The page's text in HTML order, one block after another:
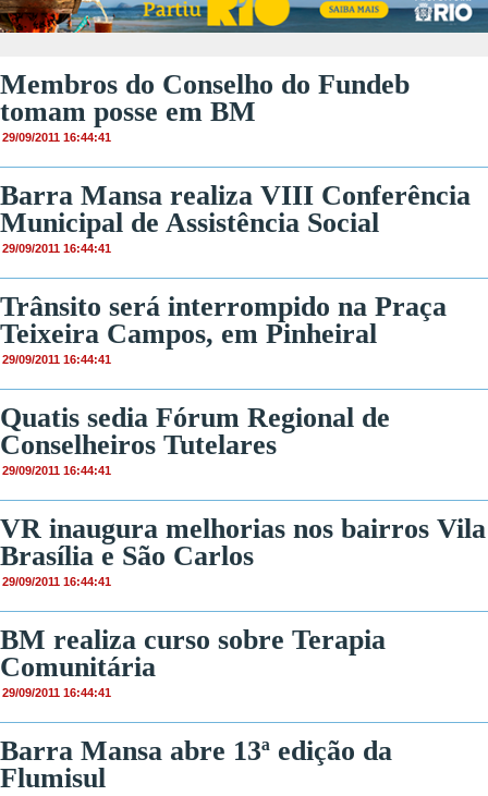
Membros do Conselho do Fundeb
tomam posse em BM
29/09/2011 16:44:41
Barra Mansa realiza VIII Conferência
Municipal de Assistência Social
29/09/2011 16:44:41
Trânsito será interrompido na Praça
Teixeira Campos, em Pinheiral
29/09/2011 16:44:41
Quatis sedia Fórum Regional de
Conselheiros Tutelares
29/09/2011 16:44:41
VR inaugura melhorias nos bairros Vila
Brasília e São Carlos
29/09/2011 16:44:41
BM realiza curso sobre Terapia
Comunitária
29/09/2011 16:44:41
Barra Mansa abre 13ª edição da
Flumisul